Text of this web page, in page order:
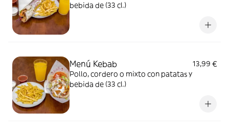
bebida de (33 cl.)
Menú Kebab
13,99 €
Pollo, cordero o mixto con patatas y
bebida de (33 cl.)